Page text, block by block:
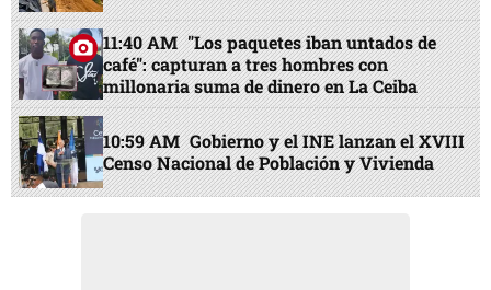
11:40 AM "Los paquetes iban untados de
café": capturan a tres hombres con
millonaria suma de dinero en La Ceiba
10:59 AM Gobierno y el INE lanzan el XVIII
Censo Nacional de Población y Vivienda